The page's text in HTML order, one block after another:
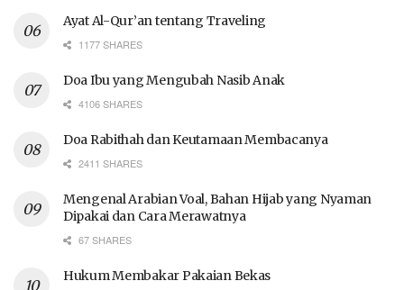
Ayat Al-Qur’an tentang Traveling
1177 SHARES
Doa Ibu yang Mengubah Nasib Anak
4106 SHARES
Doa Rabithah dan Keutamaan Membacanya
2411 SHARES
Mengenal Arabian Voal, Bahan Hijab yang Nyaman
Dipakai dan Cara Merawatnya
67 SHARES
Hukum Membakar Pakaian Bekas